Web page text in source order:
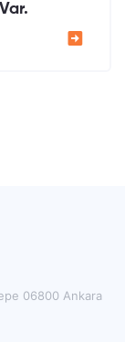
06800 Ankara